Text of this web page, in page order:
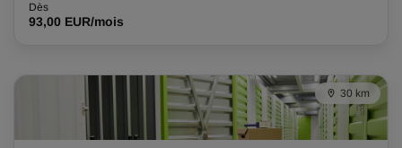
Dès
93,00 EUR/mois
30 km